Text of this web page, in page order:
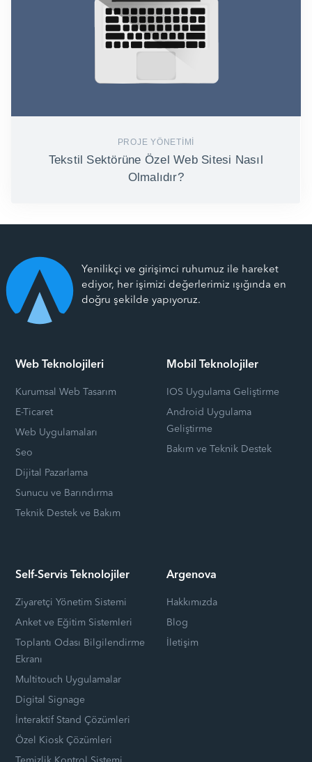
PROJE YÖNETIMI
Tekstil Sektörüne Özel Web Sitesi Nasıl
Olmalıdır?
Yenilikçi ve girişimci ruhumuz ile hareket
ediyor, her işimizi değerlerimiz ışığında en
doğru şekilde yapıyoruz.
Web Teknolojileri
Kurumsal Web Tasarım
E-Ticaret
Web Uygulamaları
Seo
Dijital Pazarlama
Sunucu ve Barındırma
Teknik Destek ve Bakım
Mobil Teknolojiler
IOS Uygulama Geliştirme
Android Uygulama
Geliştirme
Bakım ve Teknik Destek
Self-Servis Teknolojiler
Ziyaretçi Yönetim Sistemi
Anket ve Eğitim Sistemleri
Toplantı Odası Bilgilendirme
Ekranı
Multitouch Uygulamalar
Digital Signage
İnteraktif Stand Çözümleri
Özel Kiosk Çözümleri
Argenova
Hakkımızda
Blog
İletişim